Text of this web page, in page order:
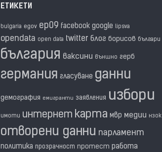
ЕТИКЕТИ
bulgaria egov ep09 facebook google lipsva
opendata open data twitter блог борисов българи
българия ваксини външно герб
германия гласуване данни
демография емигранти заявления избори
имоти интернет карта мвр медии нзок
отворени данни парламент
политика прозрачност протест работа